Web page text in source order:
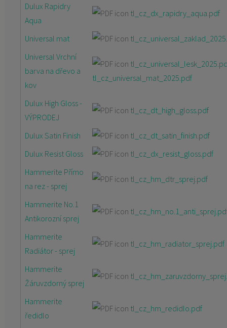
Dulux Rapidry
Aqua
tl_cz_dx_rapidry_aqua.pdf
Universal mat
Universal Vrchní
barva na dřevo a
kov
tl_cz_universal_mat_2025.pdf
Dulux High Gloss -
VÝPRODEJ
tl_cz_dt_high_gloss.pdf
Dulux Satin Finish
tl_cz_dt_satin_finish.pdf
Dulux Resist Gloss
tl_cz_dx_resist_gloss.pdf
Hammerite Přímo
na rez - sprej
tl_cz_hm_dtr_sprej.pdf
Hammerite No.1
Antikorozní sprej
Hammerite
Radiátor - sprej
tl_cz_hm_radiator_sprej.pdf
Hammerite
Žáruvzdorný sprej
Hammerite
ředidlo
tl_cz_hm_redidlo.pdf